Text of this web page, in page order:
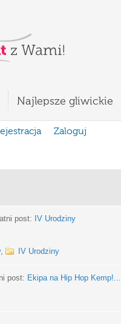
Najlepsze gliwickie
Zaloguj
post: IV Urodziny
, IV Urodziny
post: Ekipa na Hip Hop Kemp!...